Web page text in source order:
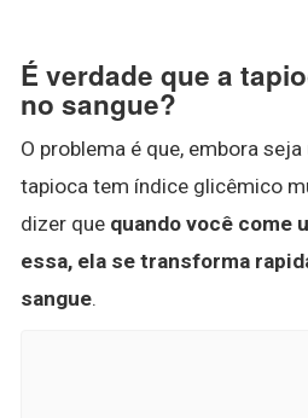
É verdade que a
no sangue?
O problema é que, embora
tapioca tem índice glicêmico
dizer que quando você come
essa, ela se transforma
sangue.